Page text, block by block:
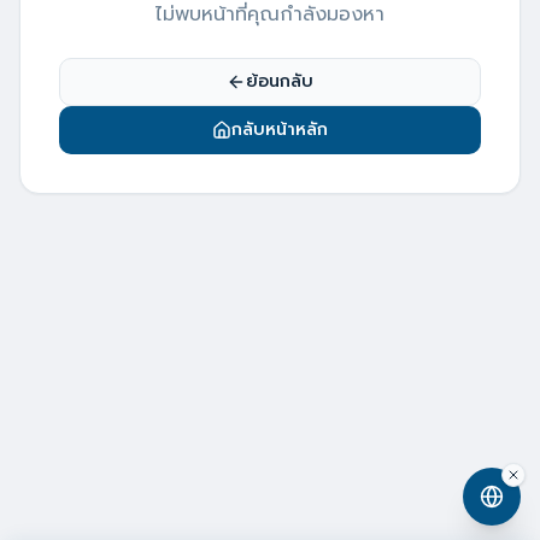
ไม่พบหน้าที่คุณกำลังมองหา
ย้อนกลับ
กลับหน้าหลัก